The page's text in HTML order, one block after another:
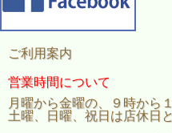
ご利用案内
営業時間について
月曜から金曜の、９時から
土曜、日曜、祝日は店休日